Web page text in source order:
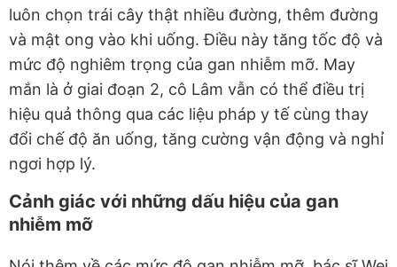
luôn chọn trái cây thật nhiều đường, thêm đường
và mật ong vào khi uống. Điều này tăng tốc độ và
mức độ nghiêm trọng của gan nhiễm mỡ. May
mắn là ở giai đoạn 2, cô Lâm vẫn có thể điều trị
hiệu quả thông qua các liệu pháp y tế cùng thay
đổi chế độ ăn uống, tăng cường vận động và nghỉ
ngơi hợp lý.
Cảnh giác với những dấu hiệu của gan
nhiễm mỡ